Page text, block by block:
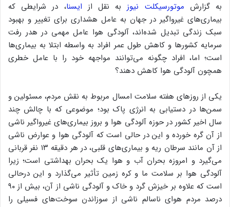
به گزارش موتورسیکلت نیوزبه نقل از ایسنا، در شرایطی که
بیماری‌های غیرواگیر در جهان به عامل هشداری برای تغییر و بهبود
سبک زندگی تبدیل شده‌اند، آلودگی هوا عامل مهمی در هدر رفت
سرمایه کشورها و کاهش طول عمر افراد به واسطه‌ ابتلا به بیماری‌ها
است؛ اما، افراد چگونه می‌توانند مواجهه خود را با عامل خطری
همچون آلودگی هوا کاهش دهند؟
یکی از روزهای هفته سلامت امسال مربوط به نقش مردم، مسئولین و
سمن‌ها در دستیابی به انرژی پاک بود؛ موضوعی که با چالش چند
سال اخیر کشور در حوزه آلودگی هوا و بروز بیماری‌های غیرواگیر ناشی
از ‌آن گره خورده و این در حالی است که آلودگی هوا و عوارض ناشی
از آن مانند سرطان ریه و بیماری‌های قلبی، در هر دقیقه ۱۳ نفر قربانی
می‌گیرد و امروزه بحران آب و هوا یک بحران بهداشتی است؛ زیرا
آلودگی هوا بر سلامت ما و کره زمین تأثیر می‌گذارد و این درحالی
است که علاوه بر خیزش گرد و خاک و آلودگی ناشی از آن، بیش از ۹۰
درصد مردم هوای ناسالم ناشی از سوزاندن سوخت‌های فسیلی را